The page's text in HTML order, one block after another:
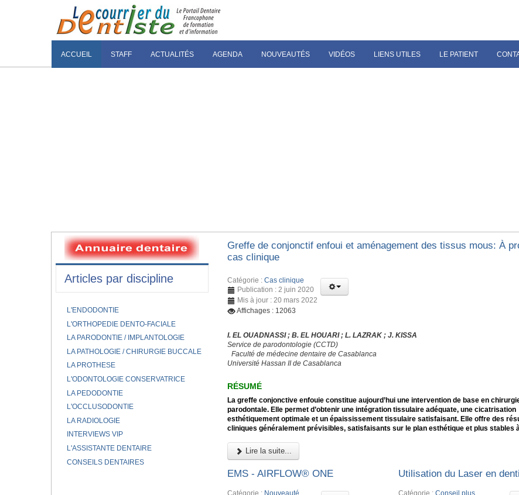
ACCUEIL STAFF ACTUALITÉS AGENDA NOUVEAUTÉS VIDÉOS LIENS UTILES LE PATIENT
Greffe de conjonctif enfoui et aménagement des tissus mous: À
cas clinique
Catégorie : Cas clinique
Publication : 2 juin 2020
Mis à jour : 20 mars 2022
Affichages : 12063
I. EL OUADNASSI ; B. EL HOUARI ; L. LAZRAK ; J. KISSA
Service de parodontologie (CCTD)
Faculté de médecine dentaire de Casablanca
Université Hassan II de Casablanca
RÉSUMÉ
La greffe conjonctive enfouie constitue aujourd’hui une intervention de base en
parodontale. Elle permet d’obtenir une intégration tissulaire adéquate, une cicatrisation
esthétiquement optimale et un épaississement tissulaire satisfaisant. Elle offre des
cliniques généralement prévisibles, satisfaisants sur le plan esthétique et plus stables
Lire la suite...
EMS - AIRFLOW® ONE
Catégorie : Nouveauté
Utilisation du Laser en
Catégorie :Conseil plus
Articles par discipline
L'ENDODONTIE
L'ORTHOPEDIE DENTO-FACIALE
LA PARODONTIE / IMPLANTOLOGIE
LA PATHOLOGIE / CHIRURGIE BUCCALE
LA PROTHESE
L'ODONTOLOGIE CONSERVATRICE
LA PEDODONTIE
L'OCCLUSODONTIE
LA RADIOLOGIE
INTERVIEWS VIP
L'ASSISTANTE DENTAIRE
CONSEILS DENTAIRES